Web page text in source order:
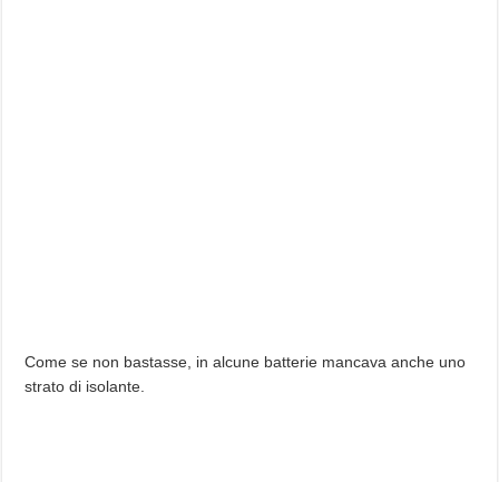
Come se non bastasse, in alcune batterie mancava anche uno
strato di isolante.